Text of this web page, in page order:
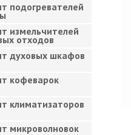
подогревателей
измельчителей
отходов
духовых шкафов
кофеварок
климатизаторов
микроволновок